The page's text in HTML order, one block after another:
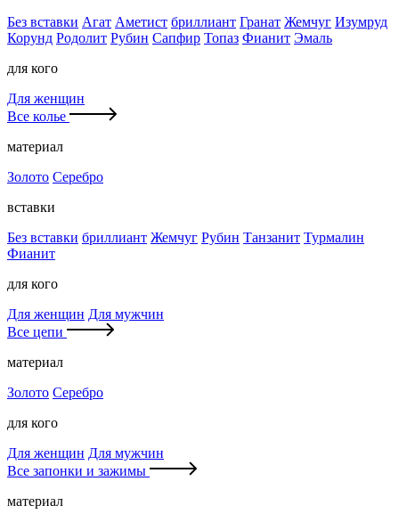
Без вставки Агат Аметист бриллиант Гранат Жемчуг Изумруд
Корунд Родолит Рубин Сапфир Топаз Фианит Эмаль
для кого
Для женщин
Все колье
материал
Золото Серебро
вставки
Без вставки бриллиант Жемчуг Рубин Танзанит Турмалин
Фианит
для кого
Для женщин Для мужчин
Все цепи
материал
Золото Серебро
для кого
Для женщин Для мужчин
Все запонки и зажимы
материал